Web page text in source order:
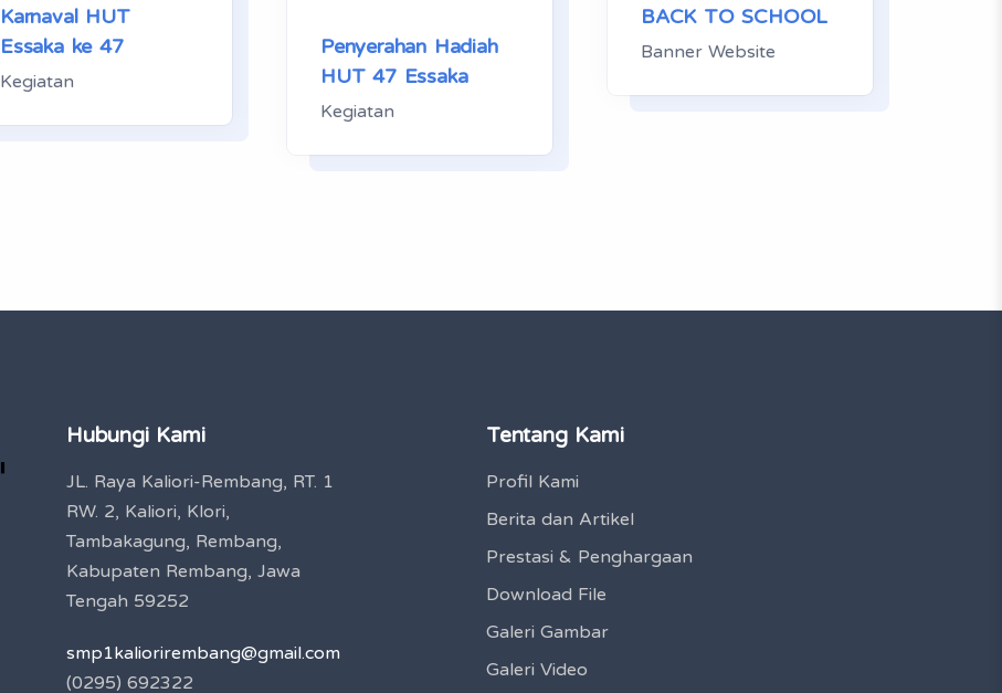
Karnaval HUT
Essaka ke 47
Kegiatan
Penyerahan Hadiah
HUT 47 Essaka
Kegiatan
BACK TO SCHOOL
Banner Website
Hubungi Kami
JL. Raya Kaliori-Rembang, RT. 1
RW. 2, Kaliori, Klori,
Tambakagung, Rembang,
Kabupaten Rembang, Jawa
Tengah 59252
smp1kaliorirembang@gmail.com
(0295) 692322
Tentang Kami
Profil Kami
Berita dan Artikel
Prestasi & Penghargaan
Download File
Galeri Gambar
Galeri Video